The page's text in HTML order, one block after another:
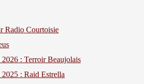
Radio Courtoisie
: Terroir Beaujolais
: Raid Estrella